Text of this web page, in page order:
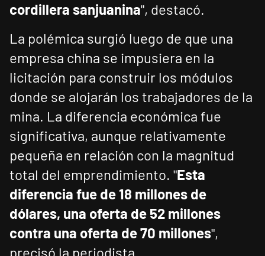
cordillera sanjuanina", destacó.
La polémica surgió luego de que una
empresa china se impusiera en la
licitación para construir los módulos
donde se alojarán los trabajadores de la
mina. La diferencia económica fue
significativa, aunque relativamente
pequeña en relación con la magnitud
total del emprendimiento. "Esta
diferencia fue de 18 millones de
dólares, una oferta de 52 millones
contra una oferta de 70 millones",
precisó la periodista.